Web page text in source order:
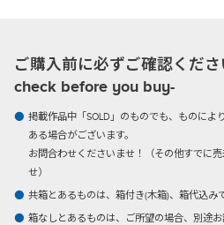
ご購入前に必ずご確認くだ
check before you buy-
掲載作品中「SOLD」のものでも、ものによ
ある場合がございます。
お問合わせくださいませ！（その他すでに
せ）
共箱とあるものは、箱付き(木箱)、箱代込み
箱なしとあるものは、ご所望の場合、別途お